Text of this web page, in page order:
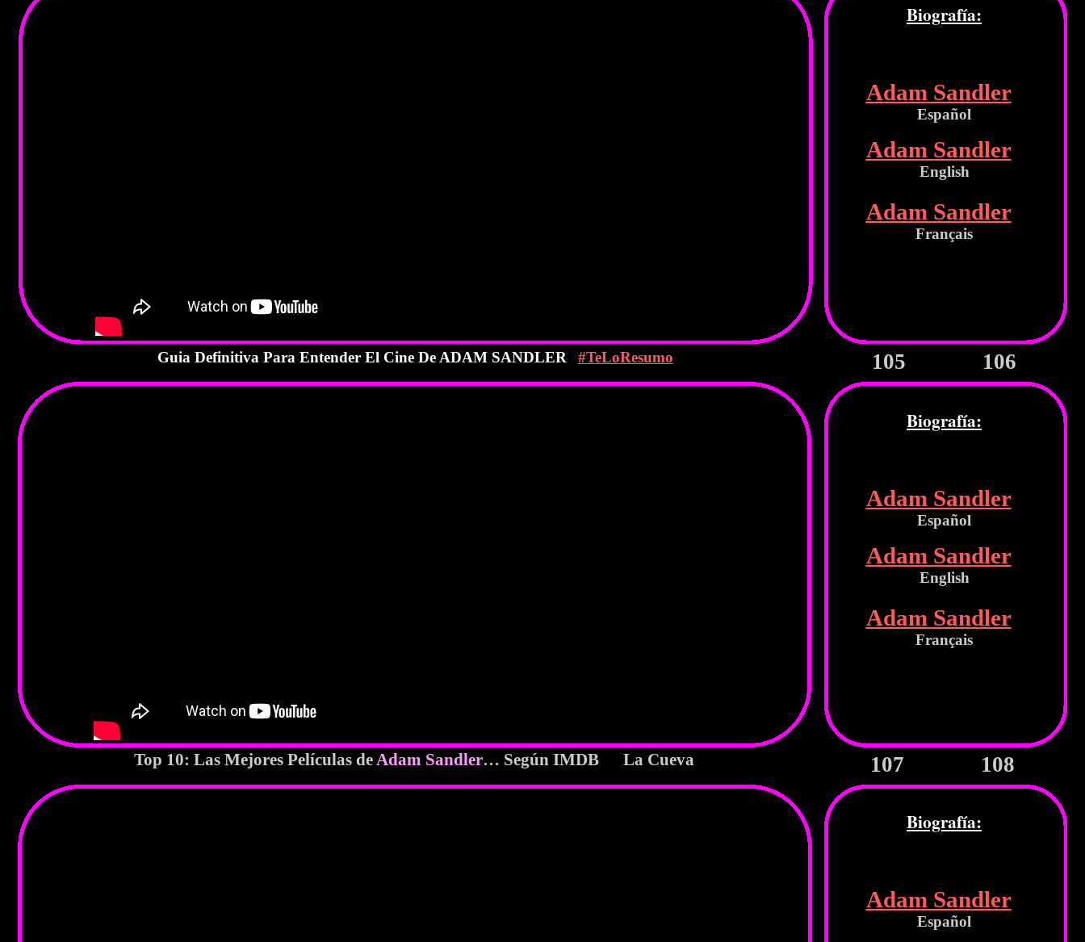
Biografía:
Adam Sandler
Español
Adam Sandler
English
Adam Sandler
Français
Biografía:
Adam Sandler
Español
Adam Sandler
English
Adam Sandler
Français
Biografía:
Adam Sandler
Español
Guia Definitiva Para Entender El Cine De ADAM SANDLER #TeLoResumo
Top 10: Las Mejores Películas deAdam Sandler… Según IMDB La Cueva
105 106
107 108